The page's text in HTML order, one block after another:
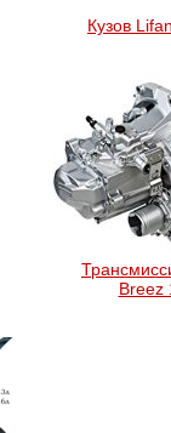
Кузов
Breez